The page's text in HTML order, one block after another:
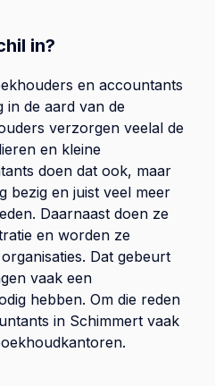
in?
en accountants
in de aard van de
verzorgen veelal de
en kleine
doen dat ook, maar
bezig en juist veel meer
Daarnaast doen ze
en worden ze
Dat gebeurt
vaak een
hebben. Om die reden
in Schimmert vaak